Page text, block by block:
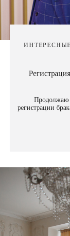
Продолжаю
регистрации